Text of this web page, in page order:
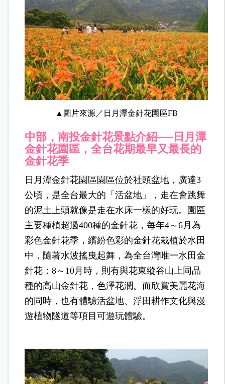
▲圖片來源／日月潭金針花園區FB
中部，南投金針花景點介紹── 日月潭
金針花園區，全台花期最早又最長的
金針花季
日月潭金針花園區園區位於社頭盆地，廣達3
公頃，是全台最大的「活盆地」，走在會跳舞
的泥土上頭就像是走在水床一樣的好玩。園區
主要種植超過400種的金針花，每年4～6月為
彩色金針花季，繽紛色彩的金針花栽植於水田
中，隨著水波搖曳起舞，為全台灣唯一水田金
針花；8～10月時，則有與花東縱谷山上同品
種的高山金針花，色澤花潤。而欣賞美麗花海
的同時，也有體驗活盆地、浮田耕作文化與漫
遊植物隧道等項目可遊玩體驗。